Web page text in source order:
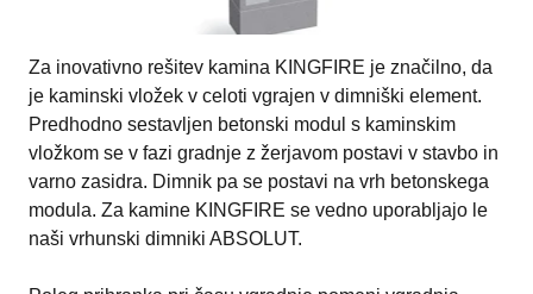
Za inovativno rešitev kamina KINGFIRE je značilno, da
je kaminski vložek v celoti vgrajen v dimniški element.
Predhodno sestavljen betonski modul s kaminskim
vložkom se v fazi gradnje z žerjavom postavi v stavbo in
varno zasidra. Dimnik pa se postavi na vrh betonskega
modula. Za kamine KINGFIRE se vedno uporabljajo le
naši vrhunski dimniki ABSOLUT.